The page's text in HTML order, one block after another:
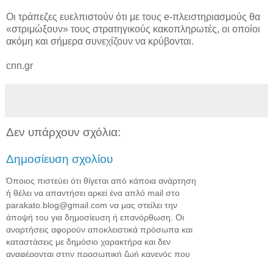
Οι τράπεζες ευελπιστούν ότι με τους e-πλειστηριασμούς θα
«στριμώξουν» τους στρατηγικούς κακοπληρωτές, οι οποίοι
ακόμη και σήμερα συνεχίζουν να κρύβονται.
cnn.gr
Δεν υπάρχουν σχόλια:
Δημοσίευση σχολίου
Όποιος πιστεύει ότι θίγεται από κάποια ανάρτηση
ή θέλει να απαντήσει αρκεί ένα απλό mail στο
parakato.blog@gmail.com να μας στείλει την
άποψή του για δημοσίευση ή επανόρθωση. Οι
αναρτήσεις αφορούν αποκλειστικά πρόσωπα και
καταστάσεις με δημόσιο χαρακτήρα και δεν
αναφέρονται στην προσωπική ζωή κανενός που